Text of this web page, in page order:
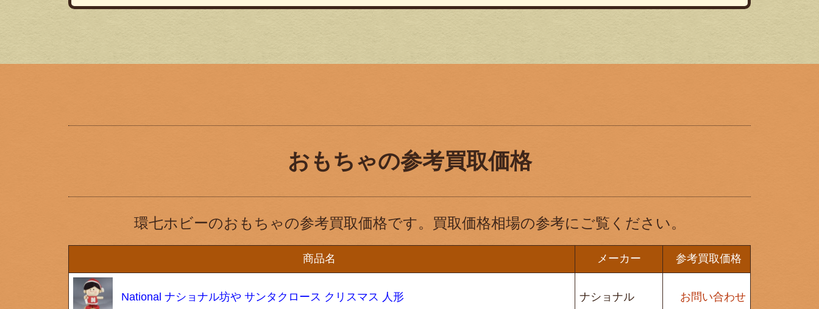
おもちゃの参考買取価格
環七ホビーのおもちゃの参考買取価格です。買取価格相場の参考にご覧ください。
商品名 メーカー 参考買取価格
National ナショナル坊や サンタクロース クリスマス 人形 ナショナル お問い合わせ